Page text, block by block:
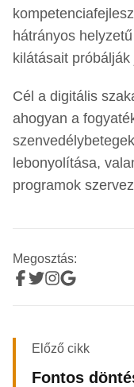
hátrányos
kilátásait próbálják
Cél a digitális
ahogyan a
lebonyolítása,
programok
Megosztás:
Előző cikk
Fontos